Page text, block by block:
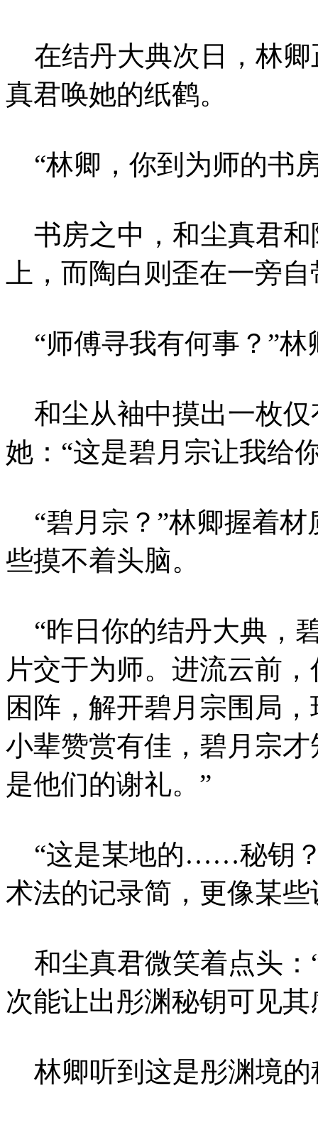
在结丹大典次日，林卿
真君唤她的纸鹤。
“林卿，你到为师的书
书房之中，和尘真君和
上，而陶白则歪在一旁
“师傅寻我有何事？”林
和尘从袖中摸出一枚仅
她：“这是碧月宗让我给
“碧月宗？”林卿握着材
些摸不着头脑。
“昨日你的结丹大典，
片交于为师。进流云前
困阵，解开碧月宗围局
小辈赞赏有佳，碧月宗
是他们的谢礼。”
“这是某地的……秘钥？
术法的记录简，更像某
和尘真君微笑着点头：
次能让出彤渊秘钥可见
林卿听到这是彤渊境的